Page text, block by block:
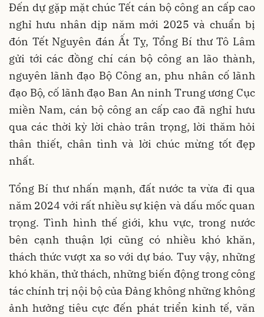
Đến dự gặp mặt chúc Tết cán bộ công an cấp cao
nghỉ hưu nhân dịp năm mới 2025 và chuẩn bị
đón Tết Nguyên đán Ất Tỵ, Tổng Bí thư Tô Lâm
gửi tới các đồng chí cán bộ công an lão thành,
nguyên lãnh đạo Bộ Công an, phu nhân cố lãnh
đạo Bộ, cố lãnh đạo Ban An ninh Trung ương Cục
miền Nam, cán bộ công an cấp cao đã nghỉ hưu
qua các thời kỳ lời chào trân trọng, lời thăm hỏi
thân thiết, chân tình và lời chúc mừng tốt đẹp
nhất.
Tổng Bí thư nhấn mạnh, đất nước ta vừa đi qua
năm 2024 với rất nhiều sự kiện và dấu mốc quan
trọng. Tình hình thế giới, khu vực, trong nước
bên cạnh thuận lợi cũng có nhiều khó khăn,
thách thức vượt xa so với dự báo. Tuy vậy, những
khó khăn, thử thách, những biến động trong công
tác chính trị nội bộ của Đảng không những không
ảnh hưởng tiêu cực đến phát triển kinh tế, văn